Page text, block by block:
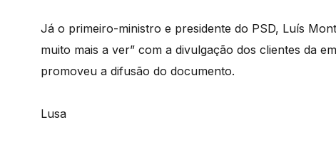
Já o primeiro-ministro e presidente do PSD, Luís
muito mais a ver” com a divulgação dos clientes da
promoveu a difusão do documento.
Lusa